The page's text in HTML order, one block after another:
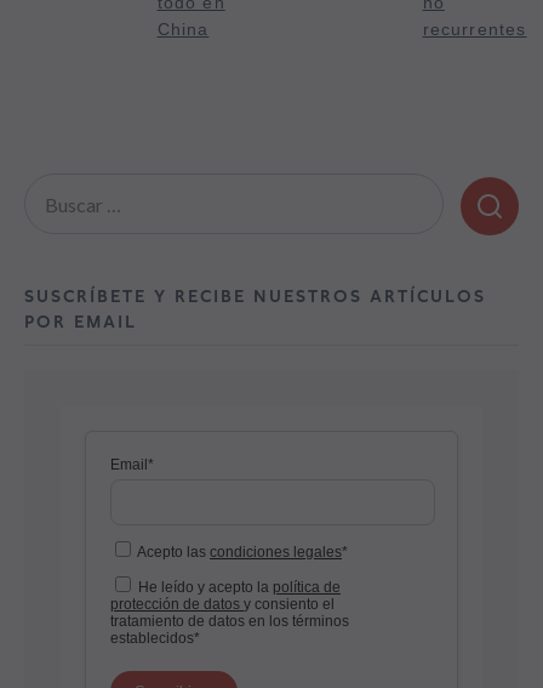
China
recurrentes
SUSCRÍBETE Y RECIBE NUESTROS ARTÍCULOS
POR EMAIL